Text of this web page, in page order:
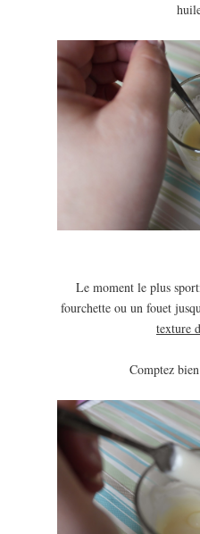
Le moment le plus
fourchette ou un fouet
texture
Comptez